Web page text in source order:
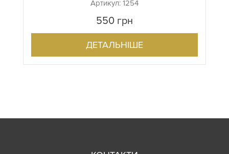
Артикул: 1254
550 грн
ДЕТАЛЬНІШЕ